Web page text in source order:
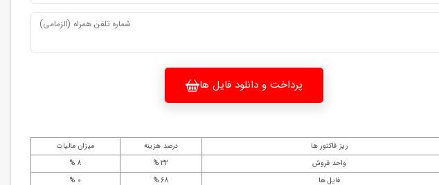
شماره تلفن همراه (الزمامی)
پرداخت و دانلود فایل ها
ریز فاکتور ها درصد هزینه
میزان مالیات
واحد فروش
32 %
8 %
فایل ها
68 %
0 %